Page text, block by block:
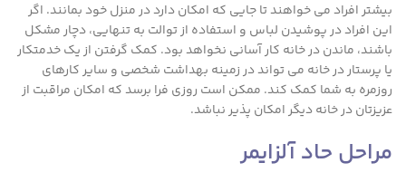
بیشتر افراد می خواهند تا جایی که امکان دارد در منزل خود بمانند. اگر
این افراد در پوشیدن لباس و استفاده از توالت به تنهایی، دچار مشکل
باشند، ماندن در خانه کار آسانی نخواهد بود. کمک گرفتن از یک خدمتکار
یا پرستار در خانه می تواند در زمینه بهداشت شخصی و سایر کارهای
روزمره به شما کمک کند. ممکن است روزی فرا برسد که امکان مراقبت از
عزیزتان در خانه دیگر امکان پذیر نباشد.
مراحل حاد آلزایمر